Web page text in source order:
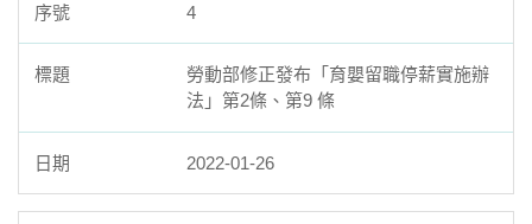
4
勞動部修正發布「育嬰留職停薪實施辦
法」第2條、第9 條
2022-01-26